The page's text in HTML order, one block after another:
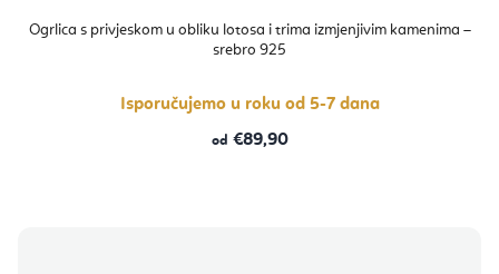
Ogrlica s privjeskom u obliku lotosa i trima izmjenjivim kamenima –
srebro 925
Isporučujemo u roku od 5-7 dana
od €89,90